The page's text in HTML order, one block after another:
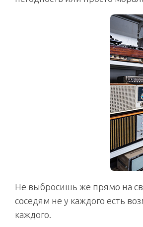
Не выбросишь же прямо на
соседям не у каждого есть
каждого.